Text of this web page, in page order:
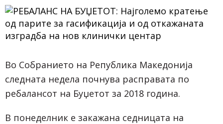
Во Собранието на Република Македонија
следната недела почнува расправата по
ребалансот на Буџетот за 2018 година.
В понеделник е закажана седницата на